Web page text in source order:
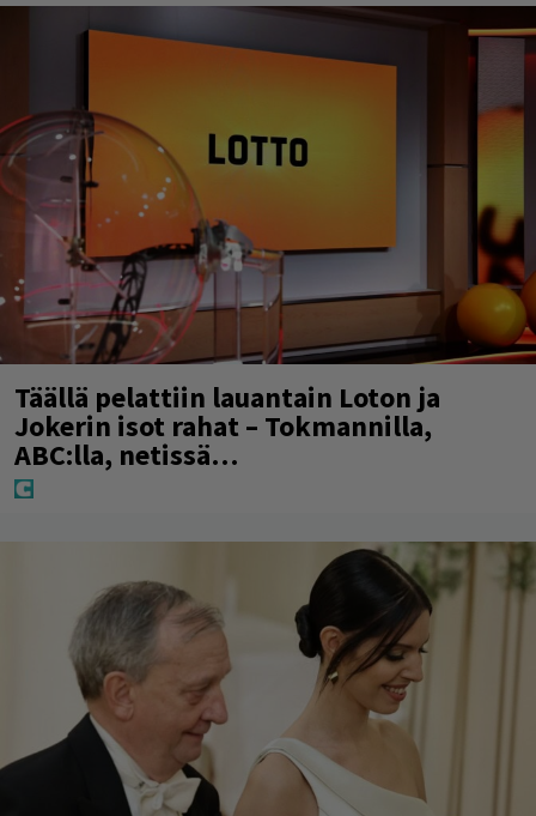
Täällä pelattiin lauantain Loton ja
Jokerin isot rahat – Tokmannilla,
ABC:lla, netissä…